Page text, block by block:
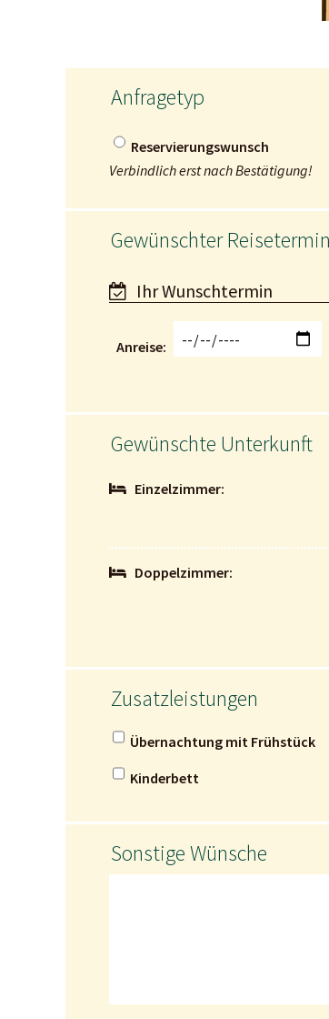
Anfragetyp
Reservierungswunsch
Verbindlich erst nach Bestätigung!
Gewünschter Reisetermin
Ihr Wunschtermin
Anreise
Gewünschte Unterkunft
Einzelzimmer:
Doppelzimmer:
Zusatzleistungen
Übernachtung mit Frühstück
Kinderbett
Sonstige Wünsche